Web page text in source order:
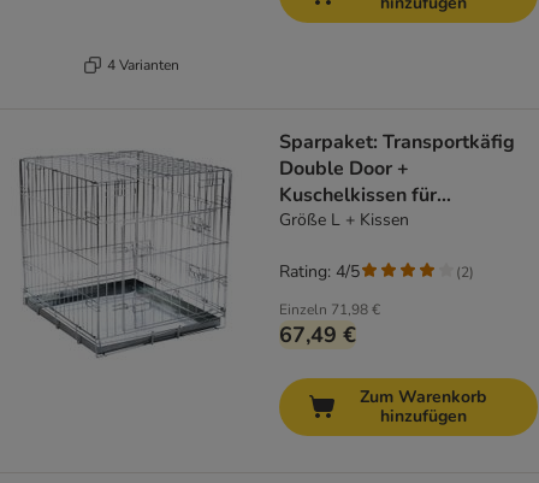
4 Varianten
Sparpaket: Transportkäfig
Double Door +
Kuschelkissen für
Hundeboxen
Größe L + Kissen
Einzeln 71,98 €
67,49 €
Rating: 4/5 (2)
Zum Warenkorb
hinzufügen